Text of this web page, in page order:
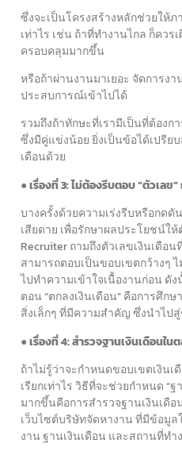
ซึ่งจะเป็นโครงสร้างหลักช่วยให้
เท่าไร เช่น ถ้าที่ทำงานไกล ก็ควร
ครอบคลุมมากขึ้น
หรือถ้าผ่านงานมาเยอะ จัดการงา
ประสบการณ์เข้าไปได้
รวมถึงถ้าทักษะที่เรามีเป็นที่ต้องก
ซึ่งมีคู่แข่งน้อย ยิ่งเป็นข้อได้เปรีย
เดือนด้วย
● เรื่องที่ 3: ไม่ต้องรีบตอบ “ตัวเลข”
บางครั้งด้วยความเร่งรีบหรือกด
เสียดาย เพื่อรักษาผลประโยชน์ให้
Recruiter ถามถึงตัวเลขเงินเดือ
สามารถตอบเป็นขอบเขตกว้างๆ
ไปทำความเข้าใจเนื้องานก่อน ดั
ตอน “ตกลงเงินเดือน” คือการศึก
สิ่งเล็กๆ ที่มีความสำคัญ ซึ่งนำไป
● เรื่องที่ 4: สำรวจฐานเงินเดือนใน
ถ้าไม่รู้ว่าจะกำหนดขอบเขตเงินเ
เรียกเท่าไร วิธีที่จะช่วยกำหนด “
มากขึ้นคือการสำรวจฐานเงินเดื
เว็บไซต์บริษัทจัดหางาน ที่มีข้อมู
งาน ฐานเงินเดือน และสถานที่ทำ